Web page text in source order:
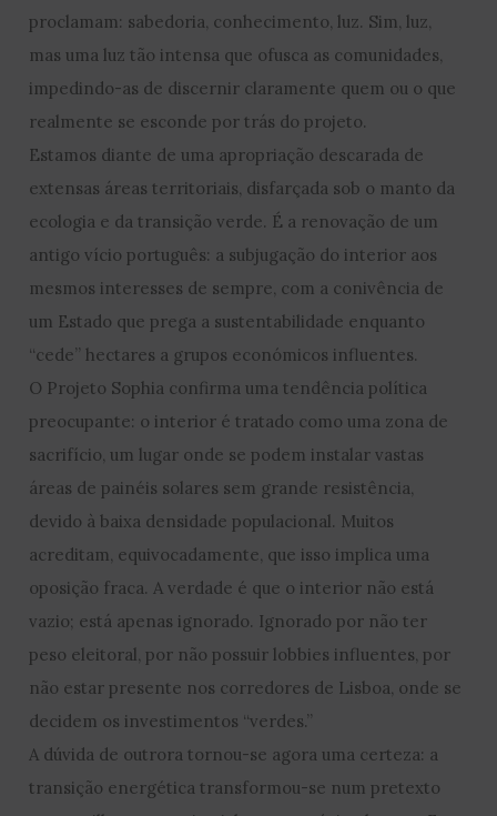
proclamam: sabedoria, conhecimento, luz. Sim, luz,
mas uma luz tão intensa que ofusca as comunidades,
impedindo-as de discernir claramente quem ou o que
realmente se esconde por trás do projeto.
Estamos diante de uma apropriação descarada de
extensas áreas territoriais, disfarçada sob o manto da
ecologia e da transição verde. É a renovação de um
antigo vício português: a subjugação do interior aos
mesmos interesses de sempre, com a conivência de
um Estado que prega a sustentabilidade enquanto
“cede” hectares a grupos económicos influentes.
O Projeto Sophia confirma uma tendência política
preocupante: o interior é tratado como uma zona de
sacrifício, um lugar onde se podem instalar vastas
áreas de painéis solares sem grande resistência,
devido à baixa densidade populacional. Muitos
acreditam, equivocadamente, que isso implica uma
oposição fraca. A verdade é que o interior não está
vazio; está apenas ignorado. Ignorado por não ter
peso eleitoral, por não possuir lobbies influentes, por
não estar presente nos corredores de Lisboa, onde se
decidem os investimentos “verdes.”
A dúvida de outrora tornou-se agora uma certeza: a
transição energética transformou-se num pretexto